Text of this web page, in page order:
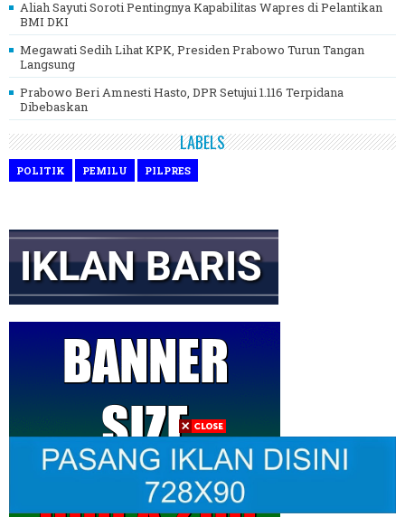
Aliah Sayuti Soroti Pentingnya Kapabilitas Wapres di Pelantikan
BMI DKI
Megawati Sedih Lihat KPK, Presiden Prabowo Turun Tangan
Langsung
Prabowo Beri Amnesti Hasto, DPR Setujui 1.116 Terpidana
Dibebaskan
LABELS
POLITIK PEMILU PILPRES